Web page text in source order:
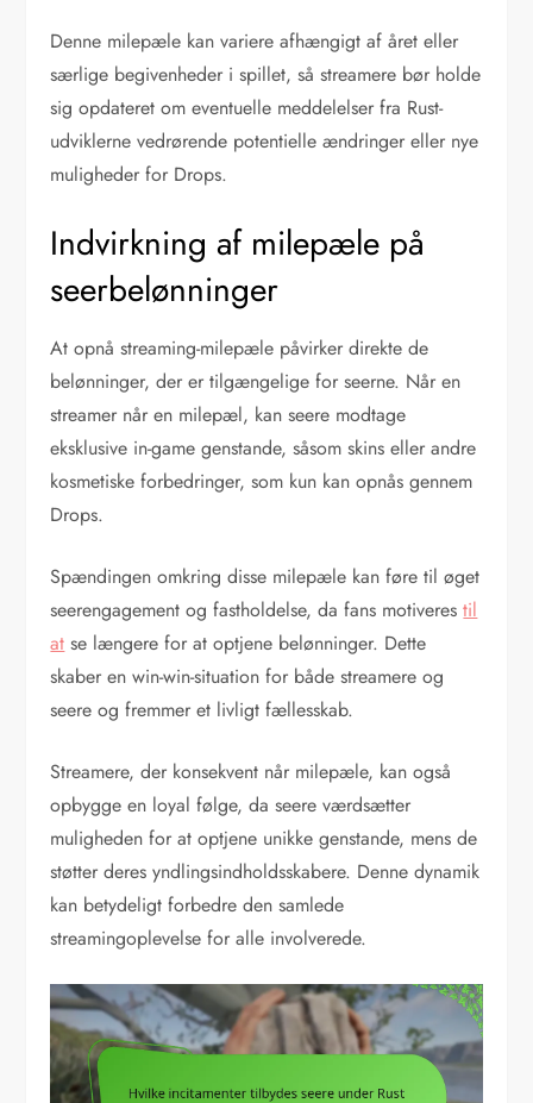
Denne milepæle kan variere afhængigt af året eller
særlige begivenheder i spillet, så streamere bør holde
sig opdateret om eventuelle meddelelser fra Rust-
udviklerne vedrørende potentielle ændringer eller nye
muligheder for Drops.
Indvirkning af milepæle på
seerbelønninger
At opnå streaming-milepæle påvirker direkte de
belønninger, der er tilgængelige for seerne. Når en
streamer når en milepæl, kan seere modtage
eksklusive in-game genstande, såsom skins eller andre
kosmetiske forbedringer, som kun kan opnås gennem
Drops.
Spændingen omkring disse milepæle kan føre til øget
seerengagement og fastholdelse, da fans motiverestil
at se længere for at optjene belønninger. Dette
skaber en win-win-situation for både streamere og
seere og fremmer et livligt fællesskab.
Streamere, der konsekvent når milepæle, kan også
opbygge en loyal følge, da seere værdsætter
muligheden for at optjene unikke genstande, mens de
støtter deres yndlingsindholdsskabere. Denne dynamik
kan betydeligt forbedre den samlede
streamingoplevelse for alle involverede.